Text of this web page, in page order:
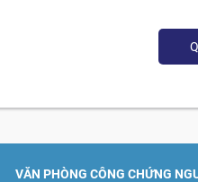
VĂN PHÒNG CÔNG CHỨNG